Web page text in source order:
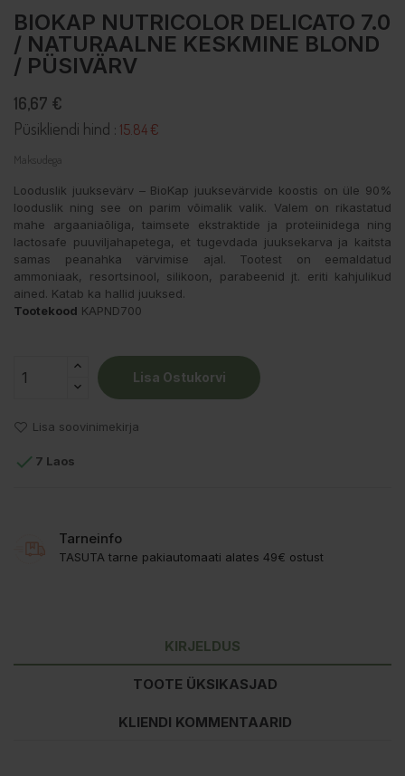
BIOKAP NUTRICOLOR DELICATO 7.0
/ NATURAALNE KESKMINE BLOND
/ PÜSIVÄRV
16,67 €
Püsikliendi hind : 15.84 €
Maksudega
Looduslik juuksevärv – BioKap juuksevärvide koostis on üle 90%
looduslik ning see on parim võimalik valik. Valem on rikastatud
mahe argaaniaõliga, taimsete ekstraktide ja proteiinidega ning
lactosafe puuviljahapetega, et tugevdada juuksekarva ja kaitsta
samas peanahka värvimise ajal. Tootest on eemaldatud
ammoniaak, resortsinool, silikoon, parabeenid jt. eriti kahjulikud
ained. Katab ka hallid juuksed.
Tootekood KAPND700
Lisa Ostukorvi
Lisa soovinimekirja
 7 Laos
Tarneinfo
TASUTA tarne pakiautomaati alates 49€ ostust
KIRJELDUS
TOOTE ÜKSIKASJAD
KLIENDI KOMMENTAARID